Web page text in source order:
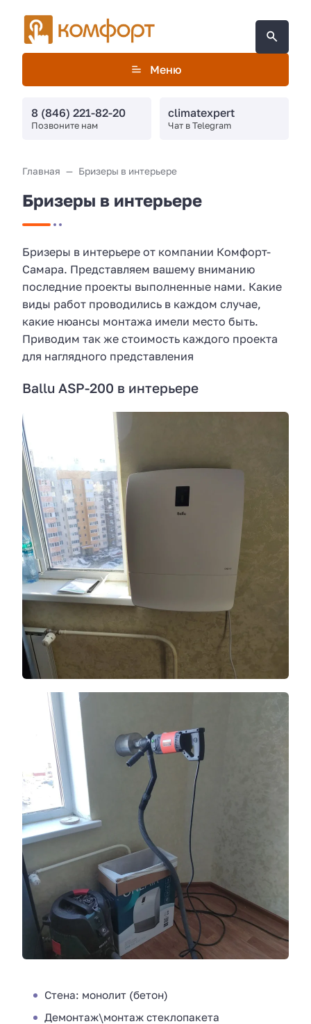
Меню
8 (846) 221-82-20
Позвоните нам
climatexpert
Чат в Telegram
Главная Бризеры в интерьере
Бризеры в интерьере
Бризеры в интерьере от компании Комфорт-
Самара. Представляем вашему вниманию
последние проекты выполненные нами. Какие
виды работ проводились в каждом случае,
какие нюансы монтажа имели место быть.
Приводим так же стоимость каждого проекта
для наглядного представления
Ballu ASP-200 в интерьере
Стена: монолит (бетон)
Демонтаж\монтаж стеклопакета